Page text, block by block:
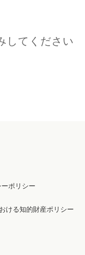
してください
ポリシー
ける知的財産ポリシー